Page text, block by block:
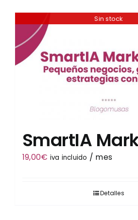
Tienda
Sin stock
SmartIA
19,00€ iva incluido / mes
Detalles